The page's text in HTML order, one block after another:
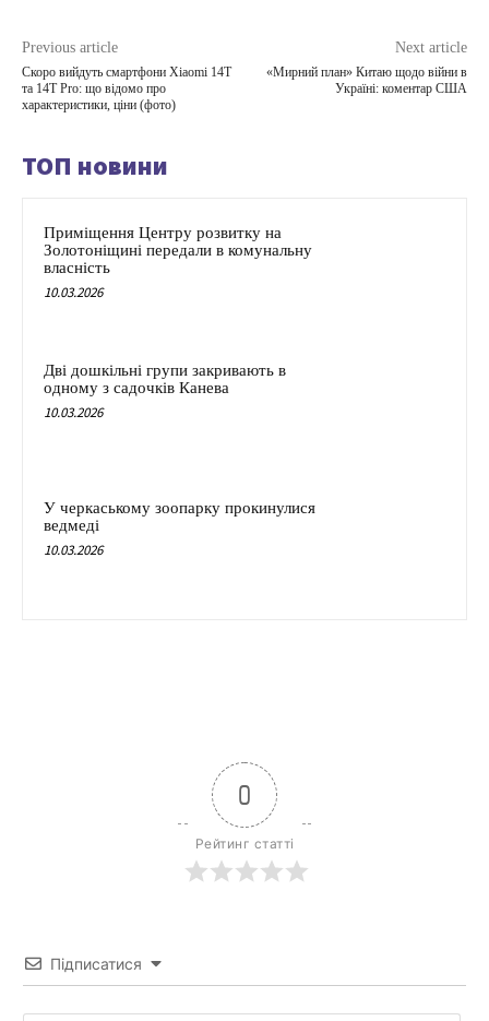
Previous article
Скоро вийдуть смартфони Xiaomi 14T
та 14T Pro: що відомо про
характеристики, ціни (фото)
Next article
«Мирний план» Китаю щодо війни в
Україні: коментар США
ТОП новини
Приміщення Центру розвитку на
Золотоніщині передали в комунальну
власність
10.03.2026
Дві дошкільні групи закривають в
одному з садочків Канева
10.03.2026
У черкаському зоопарку прокинулися
ведмеді
10.03.2026
0
Рейтинг статті
Підписатися